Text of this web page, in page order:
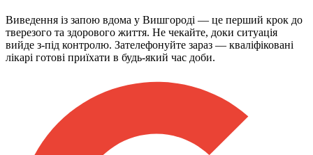
Виведення із запою вдома у Вишгороді — це перший крок до
тверезого та здорового життя. Не чекайте, доки ситуація
вийде з-під контролю. Зателефонуйте зараз — кваліфіковані
лікарі готові приїхати в будь-який час доби.